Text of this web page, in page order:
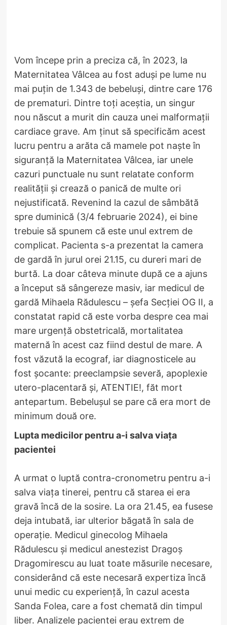
Vom începe prin a preciza că, în 2023, la
Maternitatea Vâlcea au fost aduși pe lume nu
mai puțin de 1.343 de bebeluși, dintre care 176
de prematuri. Dintre toți aceștia, un singur
nou născut a murit din cauza unei malformații
cardiace grave. Am ținut să specificăm acest
lucru pentru a arăta că mamele pot naște în
siguranță la Maternitatea Vâlcea, iar unele
cazuri punctuale nu sunt relatate conform
realității și crează o panică de multe ori
nejustificată. Revenind la cazul de sâmbătă
spre duminică (3/4 februarie 2024), ei bine
trebuie să spunem că este unul extrem de
complicat. Pacienta s-a prezentat la camera
de gardă în jurul orei 21.15, cu dureri mari de
burtă. La doar câteva minute după ce a ajuns
a început să sângereze masiv, iar medicul de
gardă Mihaela Rădulescu – șefa Secției OG II, a
constatat rapid că este vorba despre cea mai
mare urgență obstetricală, mortalitatea
maternă în acest caz fiind destul de mare. A
fost văzută la ecograf, iar diagnosticele au
fost șocante: preeclampsie severă, apoplexie
utero-placentară și, ATENTIE!, făt mort
antepartum. Bebelușul se pare că era mort de
minimum două ore.
Lupta medicilor pentru a-i salva viața
pacientei
A urmat o luptă contra-cronometru pentru a-i
salva viața tinerei, pentru că starea ei era
gravă încă de la sosire. La ora 21.45, ea fusese
deja intubată, iar ulterior băgată în sala de
operație. Medicul ginecolog Mihaela
Rădulescu și medicul anestezist Dragoș
Dragomirescu au luat toate măsurile necesare,
considerând că este necesară expertiza încă
unui medic cu experiență, în cazul acesta
Sanda Folea, care a fost chemată din timpul
liber. Analizele pacientei erau extrem de